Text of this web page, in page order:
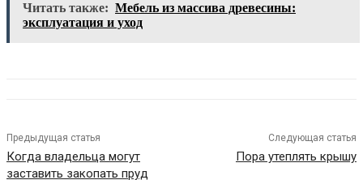
Читать также: Мебель из массива древесины:
эксплуатация и уход
Предыдущая статья
Когда владельца могут
заставить закопать пруд
Следующая статья
Пора утеплять крышу